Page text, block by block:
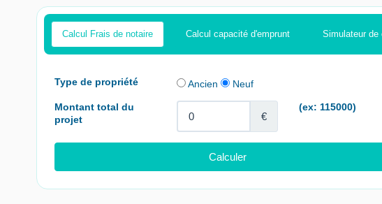
Calcul Frais de notaire Calcul capacité d'emprunt Simulateur de